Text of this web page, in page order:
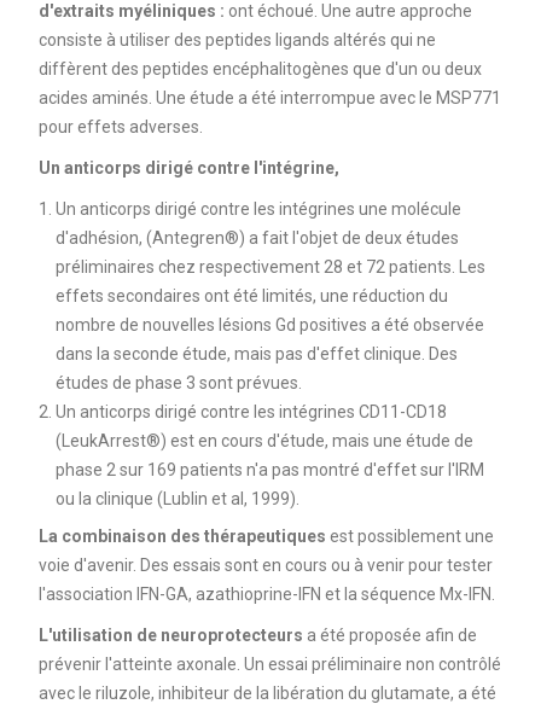
d'extraits myéliniques : ont échoué. Une autre approche
consiste à utiliser des peptides ligands altérés qui ne
diffèrent des peptides encéphalitogènes que d'un ou deux
acides aminés. Une étude a été interrompue avec le MSP771
pour effets adverses.
Un anticorps dirigé contre l'intégrine,
Un anticorps dirigé contre les intégrines une molécule
d'adhésion, (Antegren®) a fait l'objet de deux études
préliminaires chez respectivement 28 et 72 patients. Les
effets secondaires ont été limités, une réduction du
nombre de nouvelles lésions Gd positives a été observée
dans la seconde étude, mais pas d'effet clinique. Des
études de phase 3 sont prévues.
Un anticorps dirigé contre les intégrines CD11-CD18
(LeukArrest®) est en cours d'étude, mais une étude de
phase 2 sur 169 patients n'a pas montré d'effet sur l'IRM
ou la clinique (Lublin et al, 1999).
La combinaison des thérapeutiques est possiblement une
voie d'avenir. Des essais sont en cours ou à venir pour tester
l'association IFN-GA, azathioprine-IFN et la séquence Mx-IFN.
L'utilisation de neuroprotecteurs a été proposée afin de
prévenir l'atteinte axonale. Un essai préliminaire non contrôlé
avec le riluzole, inhibiteur de la libération du glutamate, a été